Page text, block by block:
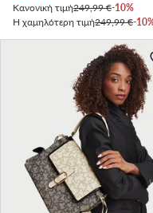
Κανονική τιμή249,99 €-10%
Η χαμηλότερη τιμή249,99 €-